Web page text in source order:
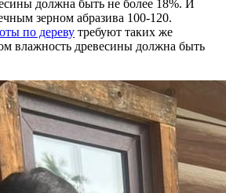
должна быть не более 18%. И
зерном абразива 100-120.
по дереву требуют таких же
влажность древесины должна быть